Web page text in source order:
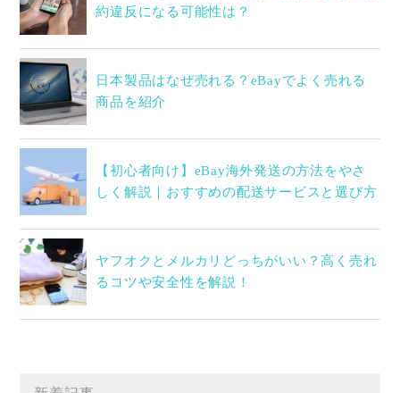
約違反になる可能性は？
日本製品はなぜ売れる？eBayでよく売れる
商品を紹介
【初心者向け】eBay海外発送の方法をやさ
しく解説｜おすすめの配送サービスと選び方
ヤフオクとメルカリどっちがいい？高く売れ
るコツや安全性を解説！